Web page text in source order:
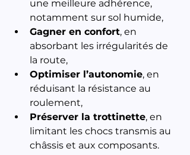
une meilleure adhérence,
notamment sur sol humide,
Gagner en confort, en
absorbant les irrégularités de
la route,
Optimiser l’autonomie, en
réduisant la résistance au
roulement,
Préserver la trottinette, en
limitant les chocs transmis au
châssis et aux composants.